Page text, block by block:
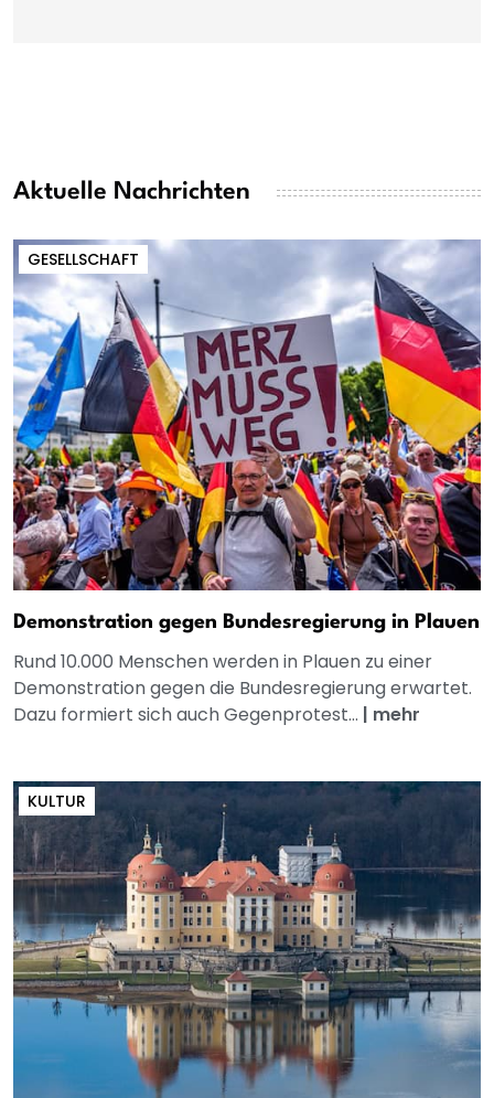
Aktuelle Nachrichten
GESELLSCHAFT
Demonstration gegen Bundesregierung in Plauen
Rund 10.000 Menschen werden in Plauen zu einer
Demonstration gegen die Bundesregierung erwartet.
Dazu formiert sich auch Gegenprotest... | mehr
KULTUR